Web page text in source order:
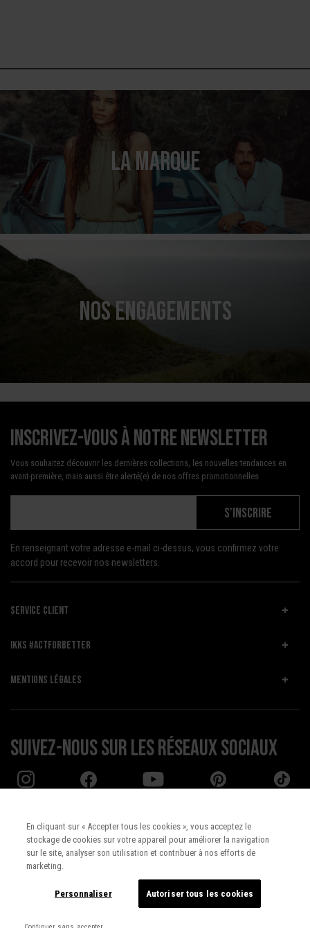
LA MARQUE
NOS ENGAGEMENTS
Inscrivez-vous à notre newsletter
Vous souhaitez découvrir les dernières collections, les nouvelles tendances en
avant-première, mais aussi être alerté(e) de nos offres promotionnelles
S'INSCRIRE
En renseignant votre adresse e-mail ci-dessus, vous confirmez votre
accord pour recevoir nos newsletters.
SERVICE CLIENT
IKKS #ACTFORBETTER
MENTIONS LÉGALES
Suivez-nous sur les réseaux sociaux
Pays : UNITED STATES
Français
En cliquant sur « Accepter tous les cookies », vous acceptez le
stockage de cookies sur votre appareil pour améliorer la navigation
sur le site, analyser son utilisation et contribuer à nos efforts de
marketing.
Personnaliser Autoriser tous les cookies